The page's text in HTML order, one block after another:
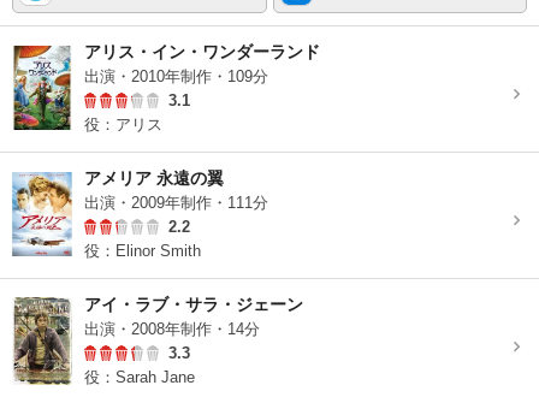
アリス・イン・ワンダーランド
出演・2010年制作・109分
3.1
役：アリス
アメリア 永遠の翼
出演・2009年制作・111分
2.2
役：Elinor Smith
アイ・ラブ・サラ・ジェーン
出演・2008年制作・14分
3.3
役：Sarah Jane